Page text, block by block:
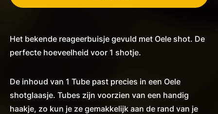
Het bekende reageerbuisje gevuld met Oele shot. De
perfecte hoeveelheid voor 1 shotje.
De inhoud van 1 Tube past precies in een Oele
shotglaasje. Tubes zijn voorzien van een handig
haakje, zo kun je ze gemakkelijk aan de rand van je